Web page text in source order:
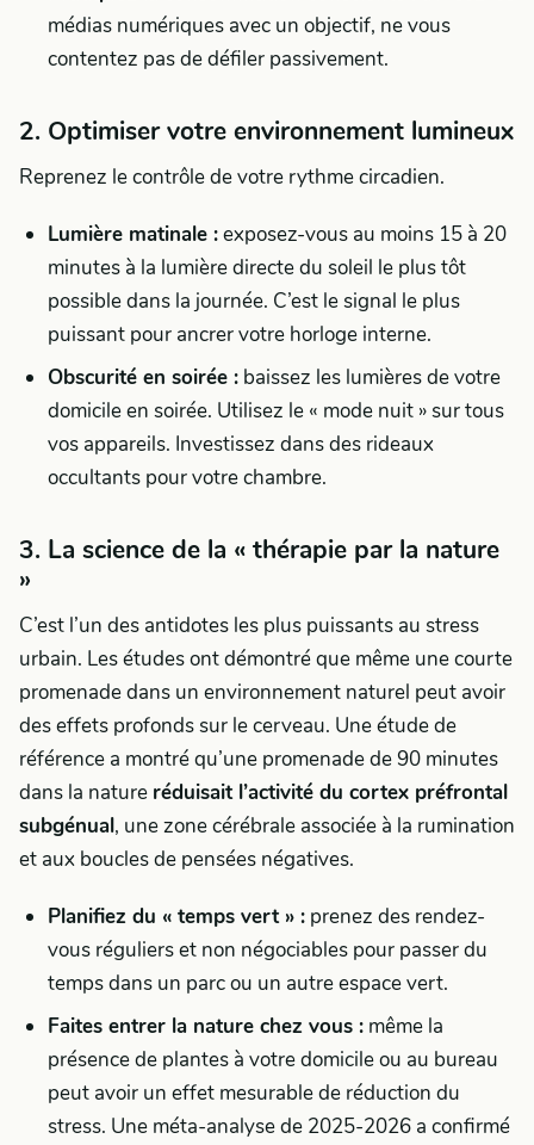
médias numériques avec un objectif, ne vous
contentez pas de défiler passivement.
2. Optimiser votre environnement lumineux
Reprenez le contrôle de votre rythme circadien.
Lumière matinale :exposez-vous au moins 15 à 20
minutes à la lumière directe du soleil le plus tôt
possible dans la journée. C’est le signal le plus
puissant pour ancrer votre horloge interne.
Obscurité en soirée : baissez les lumières de votre
domicile en soirée. Utilisez le « mode nuit » sur tous
vos appareils. Investissez dans des rideaux
occultants pour votre chambre.
3. La science de la « thérapie par la nature
»
C’est l’un des antidotes les plus puissants au stress
urbain. Les études ont démontré que même une courte
promenade dans un environnement naturel peut avoir
des effets profonds sur le cerveau. Une étude de
référence a montré qu’une promenade de 90 minutes
dans la nature réduisait l’activité du cortex préfrontal
subgénual, une zone cérébrale associée à la rumination
et aux boucles de pensées négatives.
Planifiez du « temps vert » : prenez des rendez-
vous réguliers et non négociables pour passer du
temps dans un parc ou un autre espace vert.
Faites entrer la nature chez vous : même la
présence de plantes à votre domicile ou au bureau
peut avoir un effet mesurable de réduction du
stress. Une méta-analyse de 2025-2026 a confirmé